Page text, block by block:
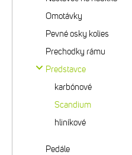
Omotávky
Pevné osky kolies
Prechodky rámu
Predstavce
karbónové
Scandium
hliníkové
Pedále